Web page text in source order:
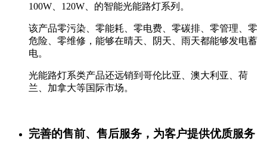
100W、120W、的智能光能路灯系列。
该产品零污染、零能耗、零电费、零碳排、零管理、零
危险、零维修，能够在晴天、阴天、雨天都能够发电蓄
电。
光能路灯系类产品还远销到哥伦比亚、澳大利亚、荷
兰、加拿大等国际市场。
完善的售前、售后服务，为客户提供优质服务